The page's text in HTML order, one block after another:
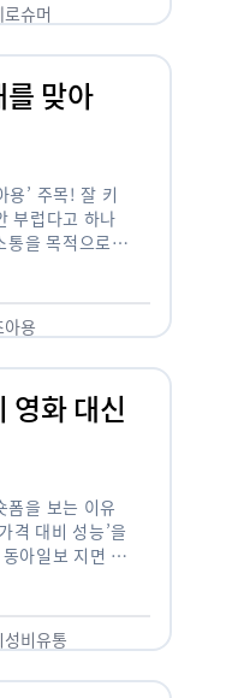
로슈머
맞아
용’ 주목! 잘 키
부럽다고 하나
통을 목적으로,
아용
영화 대신
폼을 보는 이유
격 대비 성능’을
아일보 지면 기
성비유통